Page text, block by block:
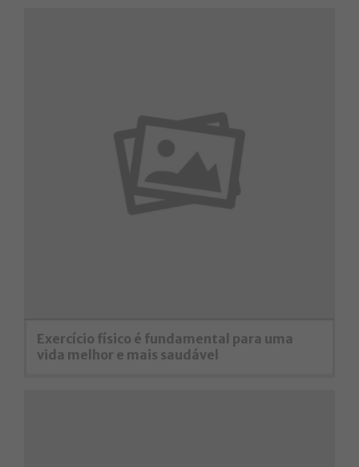
Exercício físico é fundamental para uma
vida melhor e mais saudável